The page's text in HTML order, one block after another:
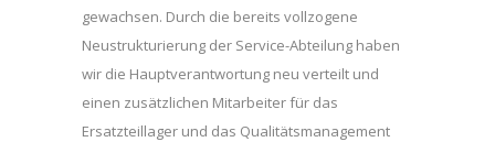
gewachsen. Durch die bereits vollzogene
Neustrukturierung der Service-Abteilung haben
wir die Hauptverantwortung neu verteilt und
einen zusätzlichen Mitarbeiter für das
Ersatzteillager und das Qualitätsmanagement